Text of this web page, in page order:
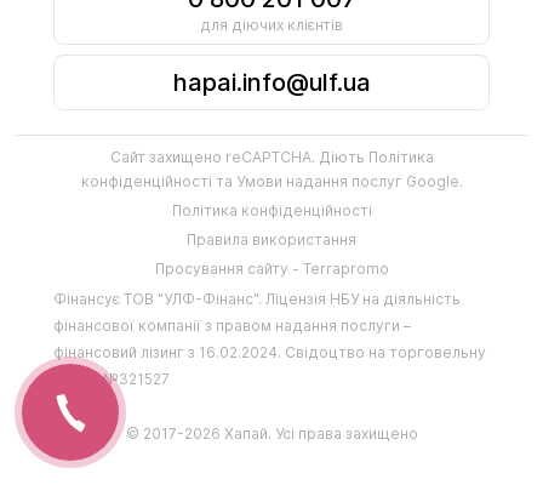
для діючих клієнтів
hapai.info@ulf.ua
© 2017-2026 Хапай. Усі права захищено
Фінансує ТОВ "УЛФ-Фінанс". Ліцензія НБУ на діяльність
фінансової компанії з правом надання послуги –
фінансовий лізинг з 16.02.2024. Свідоцтво на торговельну
марку №321527
Політика конфіденційності
Правила використання
Просування сайту - Terrapromo
Сайт захищено reCAPTCHA. Діють Політика
конфіденційності та Умови надання послуг Google.